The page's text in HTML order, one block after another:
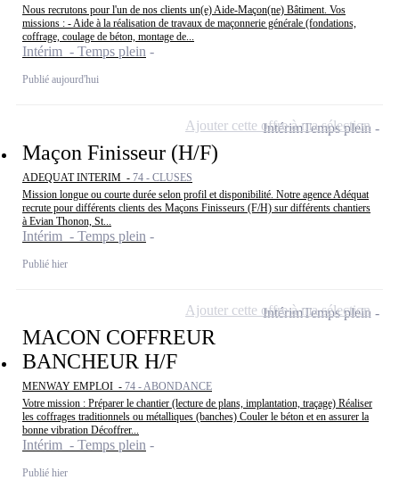
Nous recrutons pour l'un de nos clients un(e) Aide-Maçon(ne) Bâtiment. Vos
missions : - Aide à la réalisation de travaux de maçonnerie générale (fondations,
coffrage, coulage de béton, montage de...
Intérim - Temps plein
Publié aujourd'hui
Maçon Finisseur (H/F)
ADEQUAT INTERIM - 74 - CLUSES
Mission longue ou courte durée selon profil et disponibilité. Notre agence Adéquat
recrute pour différents clients des Maçons Finisseurs (F/H) sur différents chantiers
à Evian Thonon, St...
Intérim - Temps plein
Publié hier
IntérimTemps plein
Ajouter cette offre à ma sélection
MACON COFFREUR
BANCHEUR H/F
MENWAY EMPLOI - 74 - ABONDANCE
Votre mission : Préparer le chantier (lecture de plans, implantation, traçage) Réaliser
les coffrages traditionnels ou métalliques (banches) Couler le béton et en assurer la
bonne vibration Décoffrer...
Intérim - Temps plein
Publié hier
IntérimTemps plein
Ajouter cette offre à ma sélection